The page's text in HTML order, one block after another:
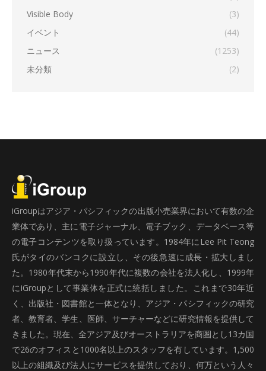
Visible Body
(3)
イベント
(44)
ニュース
(1253)
未分類
(2)
iGroupはアジア・パシフィックの出版小売業界において有数の企
業体であり、主に電子ジャーナル、電子ブック、データベース等
の電子コンテンツを取り扱っています。1984年にLee Pit Teong
氏がタイのバンコクに設立し、その後急速に成長・拡大しまし
た。1980年代末から1990年代に複数の会社を法人化し、1999年
にiGroupとして事業体を正式に統括しました。これまで30年近
く、出版社・図書館と一体となり、アジア・パシフィックの研究
者、教育者、学生、医師、サーチャーなどに研究情報を提供して
きました。現在、全アジア及びオーストラリアを商圏とし13カ国
で26のオフィスと1000名以上のスタッフを有しています。1,500
以上の組織及び法人にサービスを提供しており、何万という人々